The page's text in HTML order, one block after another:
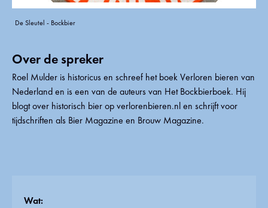
Over de spreker
Roel Mulder is historicus en schreef het boek Verloren bieren van
Nederland en is een van de auteurs van Het Bockbierboek. Hij
blogt over historisch bier op verlorenbieren.nl en schrijft voor
tijdschriften als Bier Magazine en Brouw Magazine.
De Sleutel - Bockbier
Wat: